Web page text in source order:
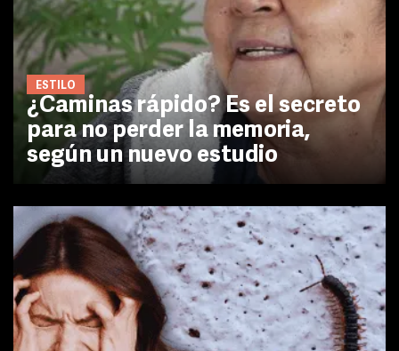
ESTILO
¿Caminas rápido? Es el secreto
para no perder la memoria,
según un nuevo estudio